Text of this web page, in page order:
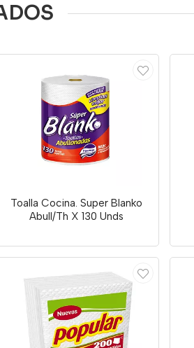
Toalla Cocina. Super Blanko
Abull/Th X 130 Unds